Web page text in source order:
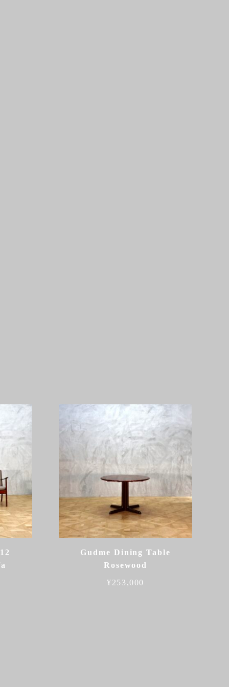
Gudme Dining Table
Rosewood
¥253,000